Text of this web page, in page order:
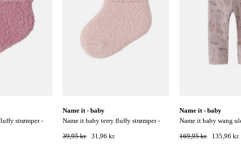
name it - baby
name it baby terry fluffy strømper -
39,95 kr. 31,96 kr.
name it - baby
name it baby wang uld leggings -
169,95 kr. 135,96 kr.